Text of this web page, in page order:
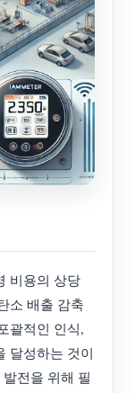
비용의 상당
소 배출 감축
괄적인 인식,
달성하는 것이
전을 위해 필